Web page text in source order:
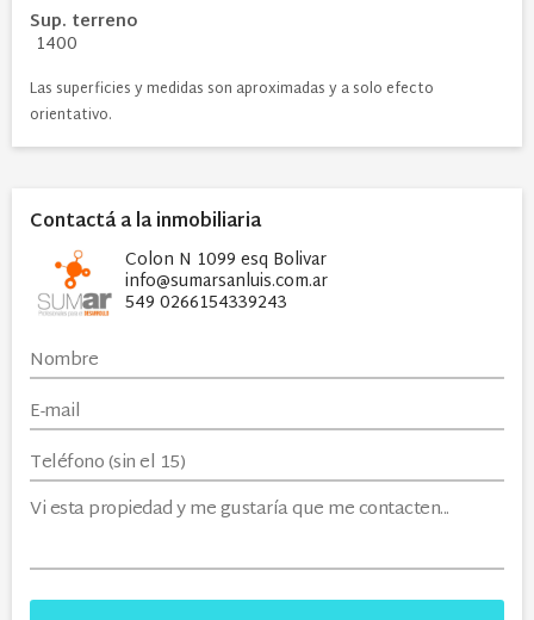
Sup. terreno
1400
Las superficies y medidas son aproximadas y a solo efecto
orientativo.
Contactá a la inmobiliaria
Colon N 1099 esq Bolivar
info@sumarsanluis.com.ar
549 0266154339243